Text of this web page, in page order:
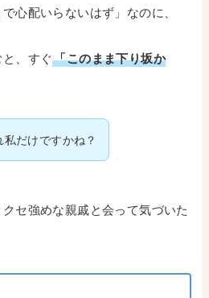
心配いらないはず」なのに、
と、すぐ「このまま下り坂か
私だけですかね？
セ強めな親戚と会って気づいた